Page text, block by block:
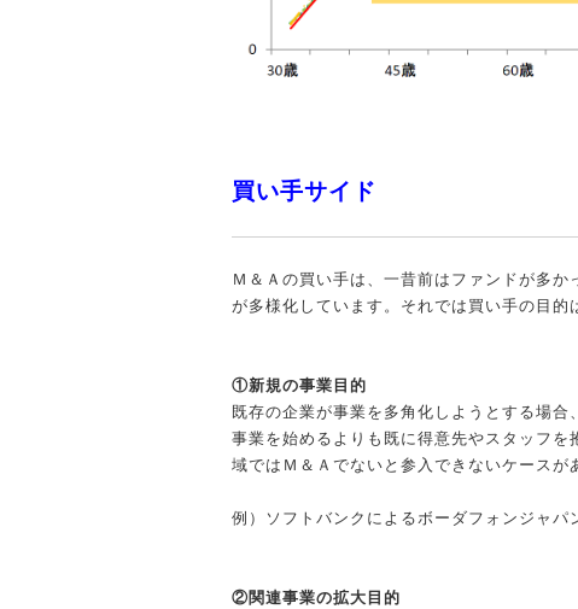
買い手サイド
Ｍ＆Ａの買い手は、一昔前はファンドが多
が多様化しています。それでは買い手の目的
①新規の事業目的
既存の企業が事業を多角化しようとする場
事業を始めるよりも既に得意先やスタッフ
域ではＭ＆Ａでないと参入できないケースが
例）ソフトバンクによるボーダフォンジャパ
②関連事業の拡大目的